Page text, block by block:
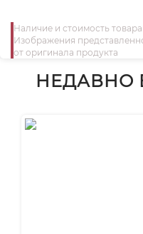
Наличие и стоимость
Изображения
от оригинала продукта
НЕДАВНО